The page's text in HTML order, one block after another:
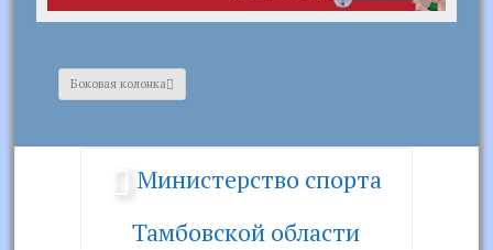
Боковая колонка
Министерство спорта
Тамбовской области